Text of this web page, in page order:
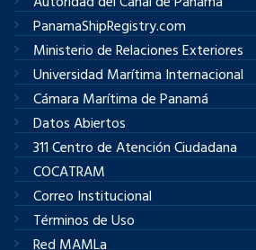
PanamaShipRegistry.com
Ministerio de Relaciones Exteriores
Universidad Marítima Internacional
Cámara Marítima de Panamá
Datos Abiertos
311 Centro de Atención Ciudadana
COCATRAM
Correo Institucional
Términos de Uso